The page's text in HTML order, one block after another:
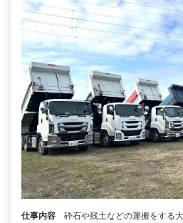
仕事内容
砕石や残土などの運搬をする